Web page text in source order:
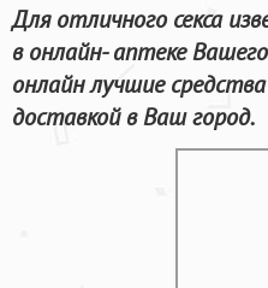
Для отличного секса
в онлайн- аптеке
онлайн лучшие
доставкой в Ваш город.